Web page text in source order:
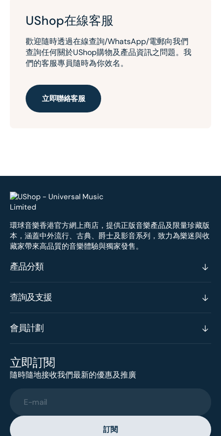
UShop在線客服
歡迎隨時透過在線查詢/WhatsApp/電郵向我們
查詢任何關於UShop購物及產品資訊之問題。我
們的客服專員隨時為你效名。
立即聯絡客服
環球音樂香港官方網上商店，提供正版音樂產品及限量珍藏版
本，涵蓋中外流行、古典、爵士及影音系列，致力為樂迷與收
藏家帶來高品質的音樂體驗與獨家發售。
產品分類
查詢及支援
會員計劃
立即訂閱
隨時隨地接收我們最新的優惠及推廣
E-mail
訂閱